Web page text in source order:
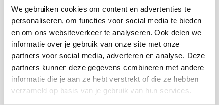
We gebruiken cookies om content en advertenties te
personaliseren, om functies voor social media te bieden
en om ons websiteverkeer te analyseren. Ook delen we
informatie over je gebruik van onze site met onze
partners voor social media, adverteren en analyse. Deze
partners kunnen deze gegevens combineren met andere
informatie die je aan ze hebt verstrekt of die ze hebben
verzameld op basis van je gebruik van hun services.
De uitlaatklep van de ‘gezellige
schreeuwer’